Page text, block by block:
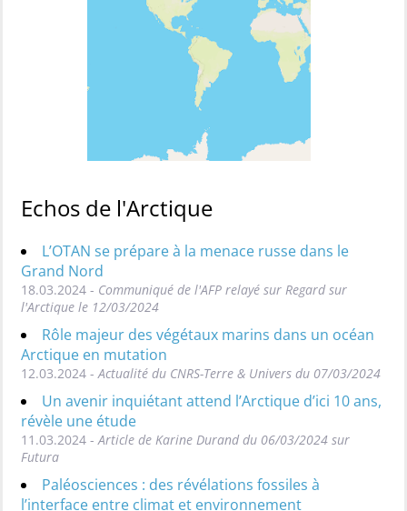
Echos de l'Arctique
L’OTAN se prépare à la menace russe dans le
Grand Nord
18.03.2024 - Communiqué de l'AFP relayé sur Regard sur
l'Arctique le 12/03/2024
Rôle majeur des végétaux marins dans un océan
Arctique en mutation
12.03.2024 - Actualité du CNRS-Terre & Univers du 07/03/2024
Un avenir inquiétant attend l’Arctique d’ici 10 ans,
révèle une étude
11.03.2024 - Article de Karine Durand du 06/03/2024 sur
Futura
Paléosciences : des révélations fossiles à
l’interface entre climat et environnement